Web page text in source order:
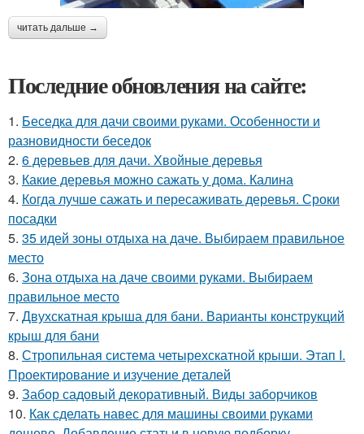
читать дальше →
Последние обновления на сайте:
1. Беседка для дачи своими руками. Особенности и
разновидности беседок
2. 6 деревьев для дачи. Хвойные деревья
3. Какие деревья можно сажать у дома. Калина
4. Когда лучше сажать и пересаживать деревья. Сроки
посадки
5. 35 идей зоны отдыха на даче. Выбираем правильное
место
6. Зона отдыха на даче своими руками. Выбираем
правильное место
7. Двухскатная крыша для бани. Варианты конструкций
крыш для бани
8. Стропильная система четырехскатной крыши. Этап I.
Проектирование и изучение деталей
9. Забор садовый декоративный. Виды заборчиков
10. Как сделать навес для машины своими руками